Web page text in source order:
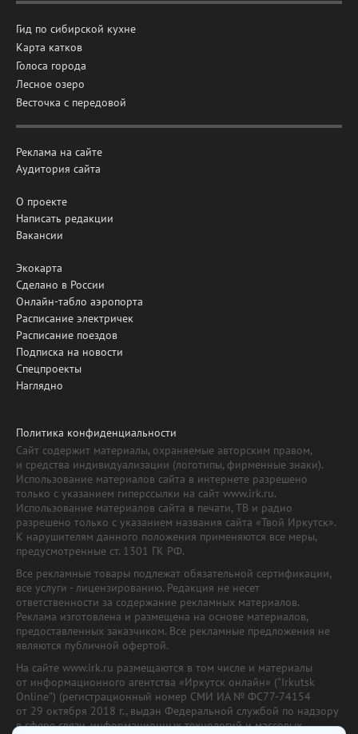
Гид по сибирской кухне
Карта катков
Голоса города
Лесное озеро
Весточка с передовой
Реклама на сайте
Аудитория сайта
О проекте
Написать редакции
Вакансии
Экокарта
Сделано в России
Онлайн-табло аэропорта
Расписание электричек
Расписание поездов
Подписка на новости
Спецпроекты
Наглядно
Политика конфиденциальности
Сайт содержит материалы, охраняемые авторским правом,
и средства индивидуализации (логотипы, фирменные знаки).
Использование материалов сайта в интернете разрешено
только с указанием гиперссылки на сайт www.irk.ru.
Использование материалов сайта в печати, ТВ и радио
разрешено только с указанием названия сайта «Твой Иркутск».
К нарушителям данного положения применяются все меры,
предусмотренные ст. 1301 ГК РФ.
Все рекламные товары подлежат обязательной сертификации,
все услуги - лицензированию. Редакция не несет
ответственности за содержание рекламных материалов.
Реклама изготовлена и размещена на основе материалов,
предоставленных заказчиком. Все рекламные предложения не
являются публичной офертой.
На сайте www.irk.ru размещаются в том числе и материалы
от информационного агентства «Иркутск онлайн» ("Irkutsk
Online") (регистрационный номер СМИ ИА № ФС77-74154
от 29 октября 2018 г., выдан Федеральной службой по надзору
в сфере связи, информационных технологий и массовых